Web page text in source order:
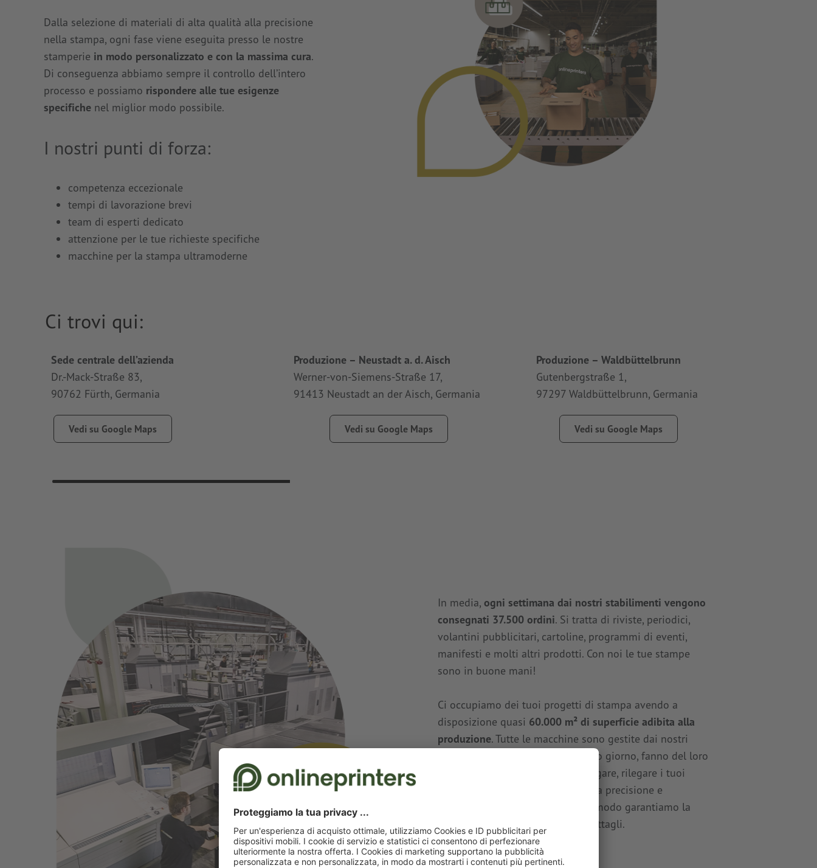
Dalla selezione di materiali di alta qualità alla precisione
nella stampa, ogni fase viene eseguita presso le nostre
stamperie in modo personalizzato e con la massima cura.
Di conseguenza abbiamo sempre il controllo dell’intero
processo e possiamo rispondere alle tue esigenze
specifiche nel miglior modo possibile.
I nostri punti di forza:
competenza eccezionale
tempi di lavorazione brevi
team di esperti dedicato
attenzione per le tue richieste specifiche
macchine per la stampa ultramoderne
Ci trovi qui:
Sede centrale dell’azienda
Dr.-Mack-Straße 83,
90762 Fürth, Germania
Vedi su Google Maps
Produzione – Neustadt a. d. Aisch
Werner-von-Siemens-Straße 17,
91413 Neustadt an der Aisch, Germania
Vedi su Google Maps
Produzione – Waldbüttelbrunn
Gutenbergstraße 1,
97297 Waldbüttelbrunn, Germania
Vedi su Google Maps
In media, ogni settimana dai nostri stabilimenti vengono
consegnati 37.500 ordini. Si tratta di riviste, periodici,
volantini pubblicitari, cartoline, programmi di eventi,
manifesti e molti altri prodotti. Con noi le tue stampe
sono in buone mani!
Ci occupiamo dei tuoi progetti di stampa avendo a
disposizione quasi 60.000 m² di superficie adibita alla
produzione. Tutte le macchine sono gestite dai nostri
che, giorno dopo giorno, fanno del loro
meglio per stampare, tagliare, piegare, rilegare i tuoi
prodotti di stampa con la massima precisione e
confezionarli con cura. In questo modo garantiamo la
migliore qualità fin nei minimi dettagli.